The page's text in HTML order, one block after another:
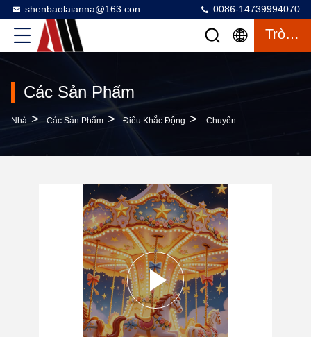
shenbaolaianna@163.con 0086-14739994070
Trò Chuyện
Các Sản Phẩm
Nhà > Các Sản Phẩm > Điêu Khắc Động > Chuyến Đi Vòng Tròn Ánh Sáng Sao Cấp Thương Mại Với Dải Đèn LED Và Bảng Màu Tùy Chỉnh